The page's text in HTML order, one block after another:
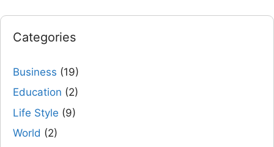
Categories
Business (19)
Education (2)
Life Style (9)
World (2)